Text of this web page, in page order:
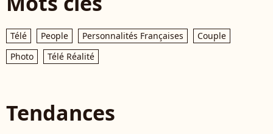
Télé People Personnalités Françaises
Couple
Photo
Télé Réalité
Tendances